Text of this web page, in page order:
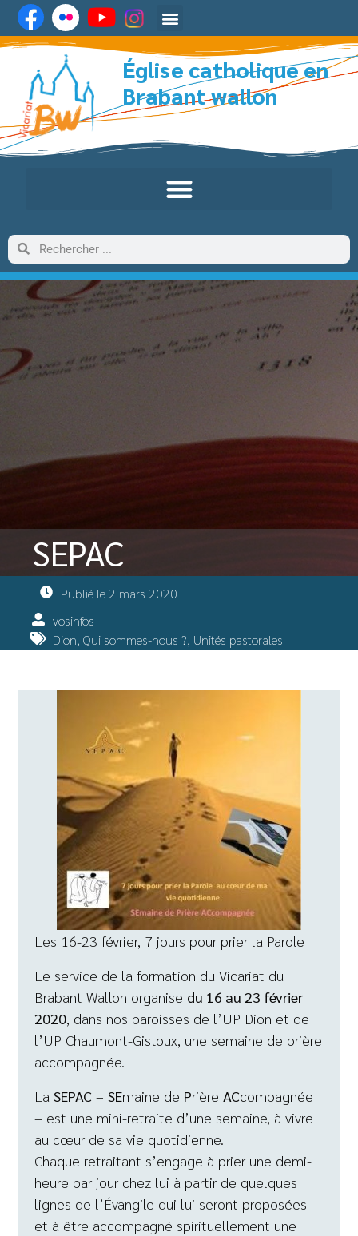
Église catholique en
Brabant wallon
SEPAC
Publié le2 mars 2020
vosinfos
Dion, Qui sommes-nous ?, Unités pastorales
Les 16-23 février, 7 jours pour prier la Parole
Le service de la formation du Vicariat du
Brabant Wallon organise du 16 au 23 février
2020 , dans nos paroisses de l’UP Dion et de
l’UP Chaumont-Gistoux, une semaine de prière
accompagnée.
La SEPAC – SEmaine de Prière ACcompagnée
– est une mini-retraite d’une semaine, à vivre
au cœur de sa vie quotidienne.
Chaque retraitant s’engage à prier une demi-
heure par jour chez lui à partir de quelques
lignes de l’Évangile qui lui seront proposées
et à être accompagné spirituellement une